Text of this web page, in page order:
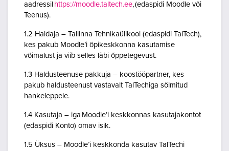
aadressil https://moodle.taltech.ee, (edaspidi Moodle või
Teenus).
1.2 Haldaja – Tallinna Tehnikaülikool (edaspidi TalTech),
kes pakub Moodle’i õpikeskkonna kasutamise
võimalust ja viib selles läbi õppetegevust.
1.3 Haldusteenuse pakkuja – koostööpartner, kes
pakub haldusteenust vastavalt TalTechiga sõlmitud
hankeleppele.
1.4 Kasutaja – iga Moodle’i keskkonnas kasutajakontot
(edaspidi Konto) omav isik.
1.5 Üksus – Moodle’i keskkonda kasutav TalTechi